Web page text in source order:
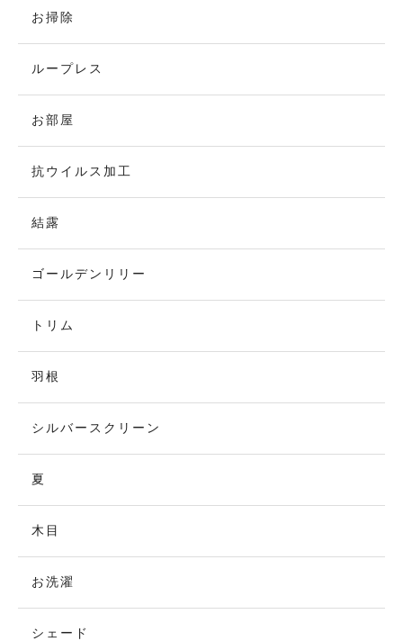
お掃除
ループレス
お部屋
抗ウイルス加工
結露
ゴールデンリリー
トリム
羽根
シルバースクリーン
夏
木目
お洗濯
シェード